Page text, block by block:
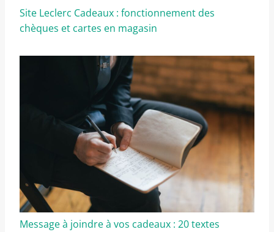
Site Leclerc Cadeaux : fonctionnement des
chèques et cartes en magasin
Message à joindre à vos cadeaux : 20 textes